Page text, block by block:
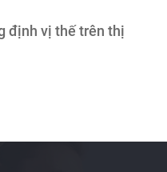
định vị thế trên thị